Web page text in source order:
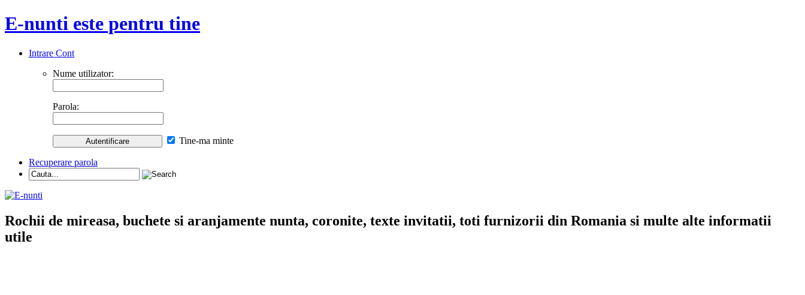
E-nunti este pentru tine
Intrare Cont
Nume utilizator:
Parola:
Tine-ma minte
Recuperare parola
Rochii de mireasa, buchete si aranjamente nunta, coronite, texte invitatii, toti furnizorii din Romania si multe alte informatii
utile